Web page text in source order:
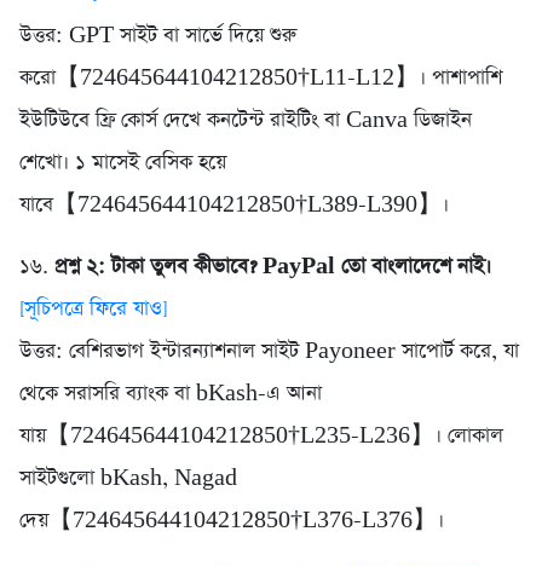
উত্তর: GPT সাইট বা সার্ভে দিয়ে শুরু
করো【724645644104212850†L11-L12】। পাশাপাশি
ইউটিউবে ফ্রি কোর্স দেখে কনটেন্ট রাইটিং বা Canva ডিজাইন
শেখো। ১ মাসেই বেসিক হয়ে
যাবে【724645644104212850†L389-L390】।
১৬. প্রশ্ন ২: টাকা তুলব কীভাবে? PayPal তো বাংলাদেশে নাই।
[সূচিপত্রে ফিরে যাও]
উত্তর: বেশিরভাগ ইন্টারন্যাশনাল সাইট Payoneer সাপোর্ট করে, যা
থেকে সরাসরি ব্যাংক বা bKash-এ আনা
যায়【724645644104212850†L235-L236】। লোকাল
সাইটগুলো bKash, Nagad
দেয়【724645644104212850†L376-L376】।